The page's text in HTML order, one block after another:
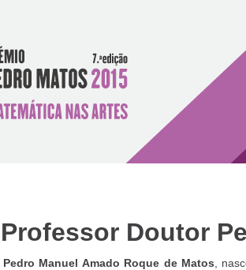
Professor Doutor
Pedro Manuel Amado Roque de Matos ,